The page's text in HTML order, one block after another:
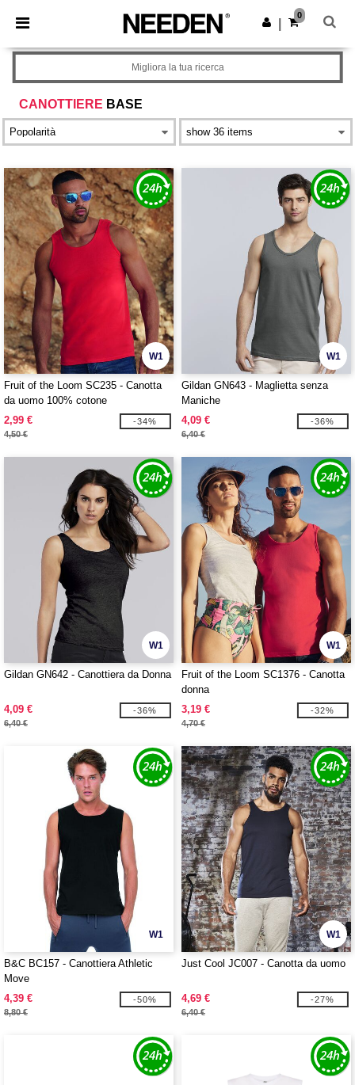
× App Needen
Prezzi migliori sull'app!
Scarica app
0
CANOTTIERE BASE
Migliora la tua ricerca
W1
Fruit of the Loom SC235 - Canotta
da uomo 100% cotone
2,99 €
4,50 €
-34%
W1
Gildan GN643 - Maglietta senza
Maniche
4,09 €
6,40 €
-36%
W1
Gildan GN642 - Canottiera da Donna
4,09 €
6,40 €
-36%
W1
Fruit of the Loom SC1376 - Canotta
donna
3,19 €
4,70 €
-32%
W1
B&C BC157 - Canottiera Athletic
Move
4,39 €
8,80 €
-50%
W1
Just Cool JC007 - Canotta da uomo
4,69 €
6,40 €
-27%